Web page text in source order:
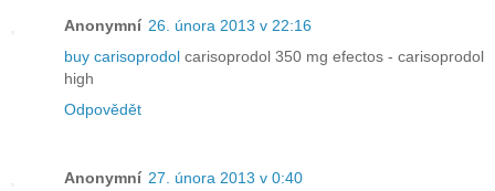
Anonymní 26. února 2013 v 22:16
buy carisoprodol carisoprodol 350 mg efectos - carisoprodol
high
Odpovědět
Anonymní 27. února 2013 v 0:40